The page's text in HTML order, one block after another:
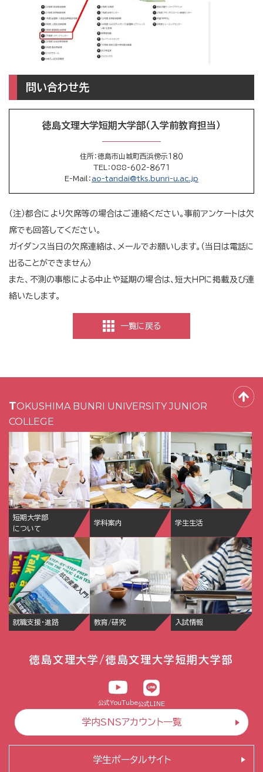
問い合わせ先
徳島文理大学短期大学部（入学前教育担当）
住所：徳島市山城町西浜傍示１８０
TEL ：088-６０２-８６７１
E-Mail ：ao-tandai@tks.bunri-u.ac.jp
（注）都合により欠席等の場合はご連絡ください。事前アンケートは欠
席でも回答してください。
ガイダンス当日の欠席連絡は、メールでお願いします。（当日は電話に
出ることができません）
また、不測の事態による中止や延期の場合は、短大ＨＰに掲載及び連
絡いたします。
一覧に戻る
TOKUSHIMA BUNRI UNIVERSITY JUNIOR
COLLEGE
短期大学部
について
学科案内 学生生活
就職支援・進路 教育/研究 入試情報
徳島文理大学/徳島文理大学短期大学部
公式YouTube公式LINE
学内SNSアカウント一覧
学生ポータルサイト